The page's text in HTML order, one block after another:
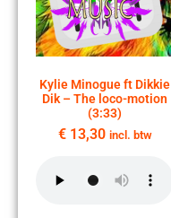
Kylie Minogue ft Dikkie
Dik – The loco-motion
(3:33)
€13,30 incl. btw